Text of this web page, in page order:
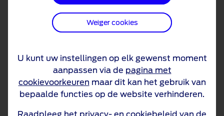
Weiger cookies
U kunt uw instellingen op elk gewenst moment
aanpassen via de pagina met
cookievoorkeuren maar dit kan het gebruik van
bepaalde functies op de website verhinderen.
Raadpleeg het privacy- en cookiebeleid van de